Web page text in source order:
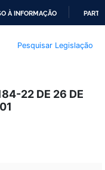
À INFORMAÇÃO
Pesquisar Legislação
22 DE 26 DE